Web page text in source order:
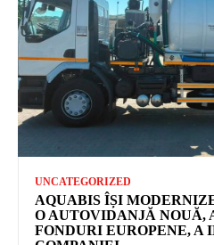
UNCATEGORIZED
AQUABIS ÎȘI
O AUTOVIDANJĂ
FONDURI EUROPENE, A